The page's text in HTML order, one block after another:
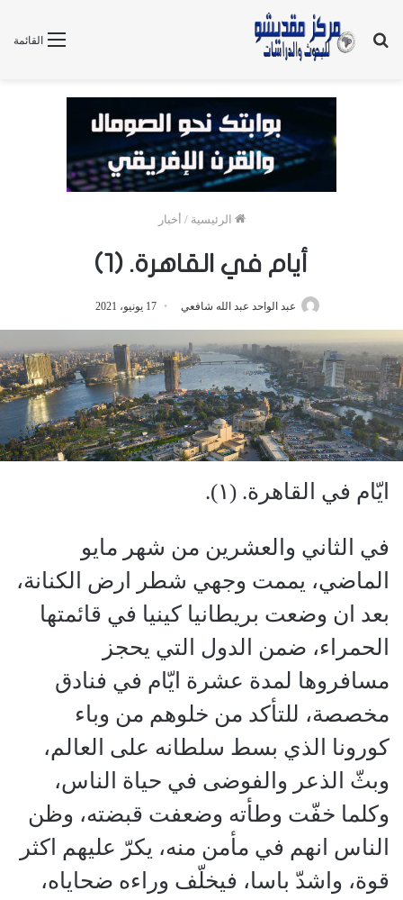
القائمة
بحث
الرئيسية / أخبار
أيام في القاهرة. (١)
عبد الواحد عبد الله شافعي 17 يونيو، 2021
ايّام في القاهرة. (١).
في الثاني والعشرين من شهر مايو
الماضي، يممت وجهي شطر ارض الكنانة،
بعد ان وضعت بريطانيا كينيا في قائمتها
الحمراء، ضمن الدول التي يحجز
مسافروها لمدة عشرة ايّام في فنادق
مخصصة، للتأكد من خلوهم من وباء
كورونا الذي بسط سلطانه على العالم،
وبثّ الذعر والفوضى في حياة الناس،
وكلما خفّت وطأته وضعفت قبضته، وظن
الناس انهم في مأمن منه، يكرّ عليهم اكثر
قوة، واشدّ باسا، فيخلّف وراءه ضحاياه،